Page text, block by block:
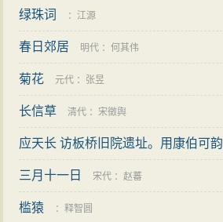
绿珠词 ： 江源
春日郊居 明代 ：何其伟
菊花 元代 ： 张昱
长信草 清代 ：宋徵舆
应天长 访板桥旧院遗址。用康伯可韵
三月十一日 宋代 ：赵蕃
槛猿 ：释智圆